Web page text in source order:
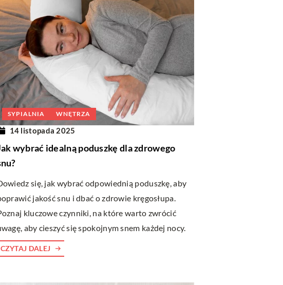
SYPIALNIA WNĘTRZA
14 listopada 2025
wybrać idealną poduszkę dla zdrowego
się, jak wybrać odpowiednią poduszkę, aby
jakość snu i dbać o zdrowie kręgosłupa.
kluczowe czynniki, na które warto zwrócić
aby cieszyć się spokojnym snem każdej nocy.
CZYTAJ DALEJ